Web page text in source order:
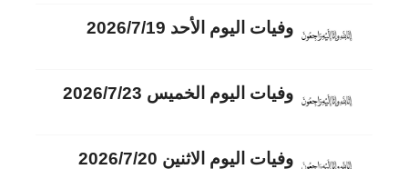
وفيات اليوم الأحد 2026/7/19
وفيات اليوم الخميس 2026/7/23
وفيات اليوم الاثنين 2026/7/20